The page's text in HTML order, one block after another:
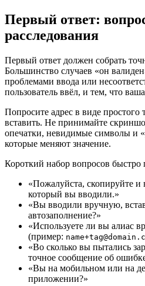
Первый ответ:
расследования
Первый ответ должен собрать
Большинство случаев «он
проблемами ввода или
пользователь ввёл, и тем, что
Попросите адрес в виде простого
вставить. Не принимайте
опечатки, невидимые символы и
которые меняют значение.
Короткий набор вопросов быстро
«Пожалуйста, скопируйте и
который вы вводили.»
«Вы вводили вручную,
автозаполнение?»
«Используете ли вы алиас
(пример:
«Во сколько вы пытались
точное сообщение об
«Вы на мобильном или на
приложении?»